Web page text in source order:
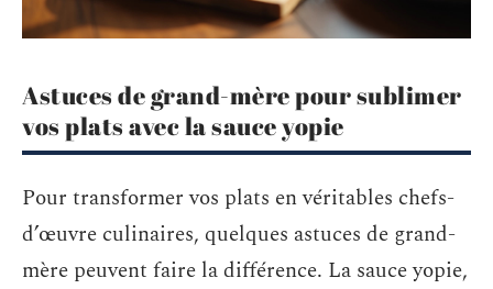
Astuces de grand-mère pour sublimer
vos plats avec la sauce yopie
Pour transformer vos plats en véritables chefs-
d’œuvre culinaires, quelques astuces de grand-
mère peuvent faire la différence. La sauce yopie,